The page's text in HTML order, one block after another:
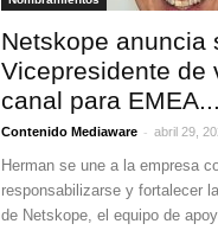
Netskope anuncia
Vicepresidente de
canal para EMEA...
Contenido Mediaware - abril 29,
Herman se une a la empresa
responsabilizarse y fortalecer
de Netskope, el equipo de